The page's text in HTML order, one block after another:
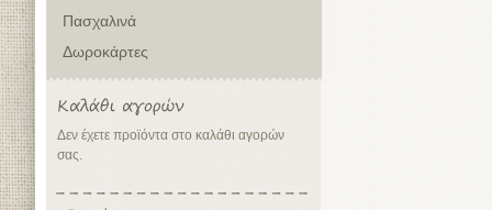
Πασχαλινά
Δωροκάρτες
Δεν έχετε προϊόντα στο καλάθι αγορών
σας.